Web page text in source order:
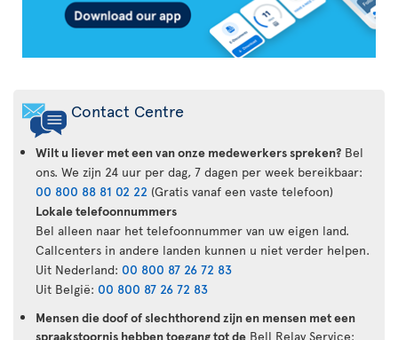
Contact Centre
Wilt u liever met een van onze medewerkers spreken? Bel
ons. We zijn 24 uur per dag, 7 dagen per week bereikbaar:
00 800 88 81 02 22 (Gratis vanaf een vaste telefoon)
Lokale telefoonnummers
Bel alleen naar het telefoonnummer van uw eigen land.
Callcenters in andere landen kunnen u niet verder helpen.
Uit Nederland: 00 800 87 26 72 83
Uit België: 00 800 87 26 72 83
Mensen die doof of slechthorend zijn en mensen met een
spraakstoornis hebben toegang tot de Bell Relay Service: